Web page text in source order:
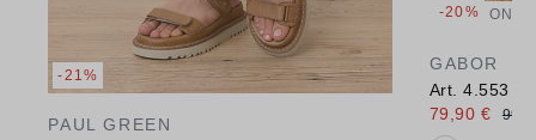
-21%
PAUL GREEN
-20%
GABOR
Art. 4.553
79,90 €